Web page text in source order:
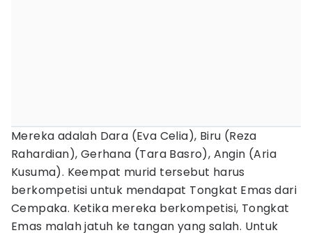
Mereka adalah Dara (Eva Celia), Biru (Reza
Rahardian), Gerhana (Tara Basro), Angin (Aria
Kusuma). Keempat murid tersebut harus
berkompetisi untuk mendapat Tongkat Emas dari
Cempaka. Ketika mereka berkompetisi, Tongkat
Emas malah jatuh ke tangan yang salah. Untuk